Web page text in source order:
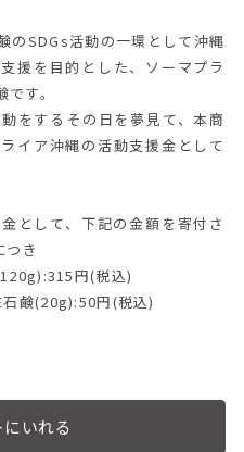
のSDGs活動の一環として沖縄
援を目的とした、ソーマプラ
す。
をするその日を夢見て、本商
イア沖縄の活動支援金として
として、下記の金額を寄付さ
き
円(税込)
石鹸(20g):50円(税込)
いれる